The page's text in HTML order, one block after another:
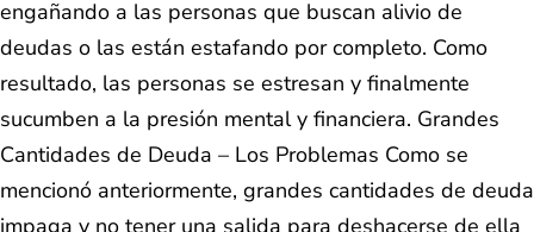
engañando a las personas que buscan alivio de
deudas o las están estafando por completo. Como
resultado, las personas se estresan y finalmente
sucumben a la presión mental y financiera. Grandes
Cantidades de Deuda – Los Problemas Como se
mencionó anteriormente, grandes cantidades de deuda
impaga y no tener una salida para deshacerse de ella